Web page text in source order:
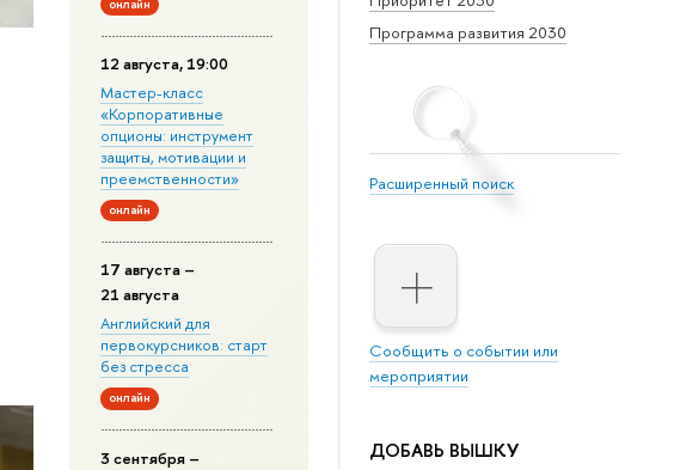
Программа развития 2030
Расширенный поиск
Сообщить о событии или
мероприятии
ДОБАВЬ ВЫШКУ
онлайн
12 августа, 19:00
Мастер-класс
«Корпоративные
опционы: инструмент
защиты, мотивации и
преемственности»
онлайн
17 августа –
21 августа
Английский для
первокурсников: старт
без стресса
онлайн
3 сентября –